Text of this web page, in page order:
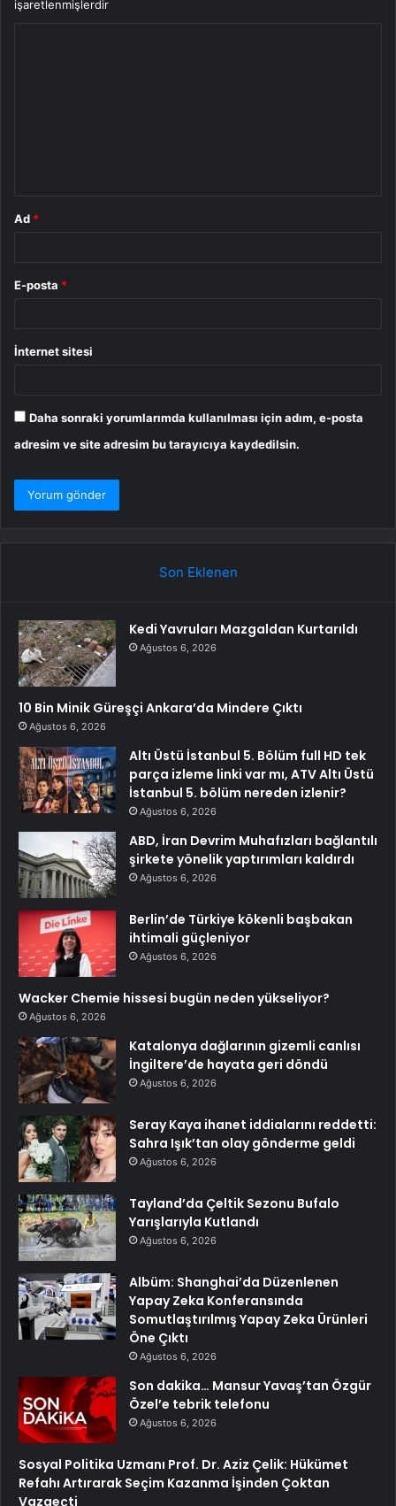
işaretlenmişlerdir
Ad *
E-posta *
İnternet sitesi
Daha sonraki yorumlarımda kullanılması için adım, e-posta
adresim ve site adresim bu tarayıcıya kaydedilsin.
Son Eklenen
Kedi Yavruları Mazgaldan Kurtarıldı
Ağustos 6, 2026
10 Bin Minik Güreşçi Ankara’da Mindere Çıktı
Ağustos 6, 2026
Altı Üstü İstanbul 5. Bölüm full HD tek
parça izleme linki var mı, ATV Altı Üstü
İstanbul 5. bölüm nereden izlenir?
Ağustos 6, 2026
ABD, İran Devrim Muhafızları bağlantılı
şirkete yönelik yaptırımları kaldırdı
Ağustos 6, 2026
Berlin’de Türkiye kökenli başbakan
ihtimali güçleniyor
Ağustos 6, 2026
Wacker Chemie hissesi bugün neden yükseliyor?
Ağustos 6, 2026
Katalonya dağlarının gizemli canlısı
İngiltere’de hayata geri döndü
Ağustos 6, 2026
Seray Kaya ihanet iddialarını reddetti:
Sahra Işık’tan olay gönderme geldi
Ağustos 6, 2026
Tayland’da Çeltik Sezonu Bufalo
Yarışlarıyla Kutlandı
Ağustos 6, 2026
Albüm: Shanghai’da Düzenlenen
Yapay Zeka Konferansında
Somutlaştırılmış Yapay Zeka Ürünleri
Öne Çıktı
Ağustos 6, 2026
Son dakika… Mansur Yavaş’tan Özgür
Özel’e tebrik telefonu
Ağustos 6, 2026
Sosyal Politika Uzmanı Prof. Dr. Aziz Çelik: Hükümet
Refahı Artırarak Seçim Kazanma İşinden Çoktan
Vazgeçti